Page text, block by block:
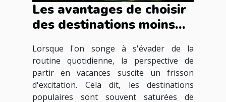
Les avantages de choisir
des destinations moins
prochaines vacances
Lorsque l'on songe à s'évader de la
routine quotidienne, la perspective de
partir en vacances suscite un frisson
d'excitation. Cela dit, les destinations
populaires sont souvent saturées de